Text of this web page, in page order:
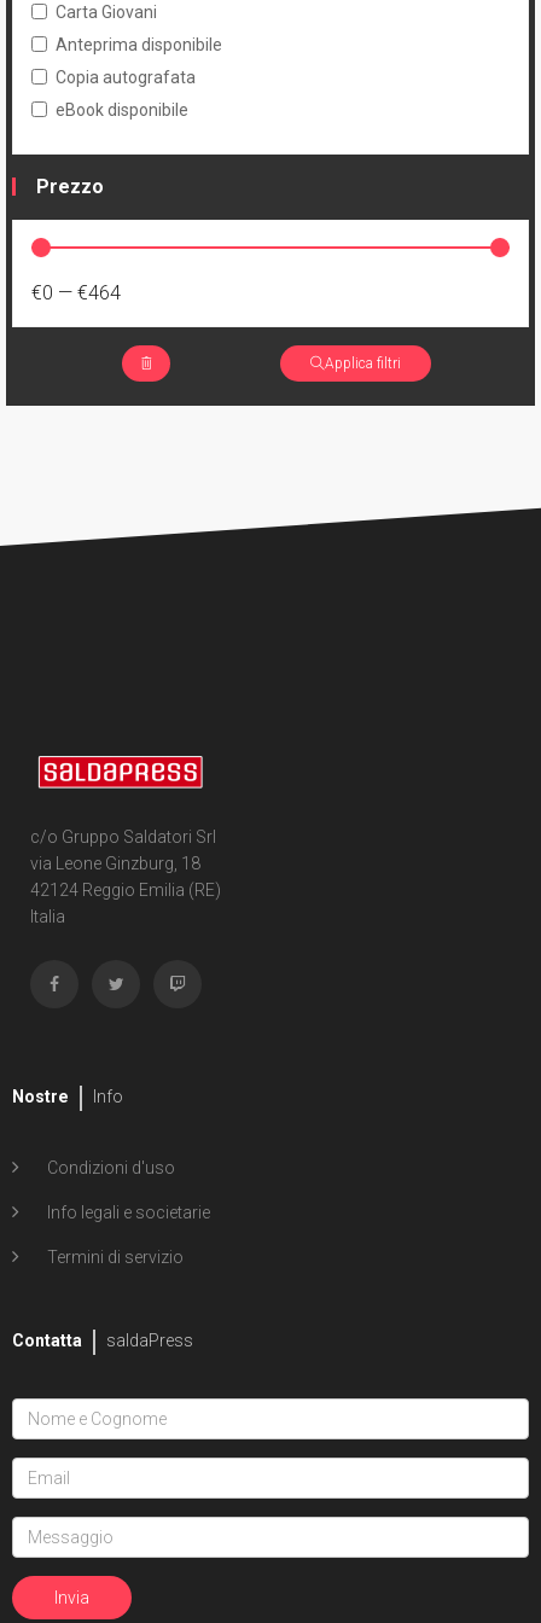
Carta Giovani
Anteprima disponibile
Copia autografata
eBook disponibile
Prezzo
€0 — €464
Applica filtri
c/o Gruppo Saldatori Srl
via Leone Ginzburg, 18
42124 Reggio Emilia (RE)
Italia
Nostre Info
Condizioni d'uso
Info legali e societarie
Termini di servizio
Contatta saldaPress